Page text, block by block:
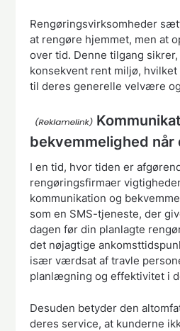
Rengøringsvirksomheder
at rengøre hjemmet, men at
over tid. Denne tilgang
konsekvent rent miljø,
til deres generelle velvære
bekvemmelighed
I en tid, hvor tiden er
rengøringsfirmaer
kommunikation og
som en SMS-tjeneste, der
dagen før din planlagte
det nøjagtige
især værdsat af travle
planlægning og effektivitet i
Desuden betyder den
deres service, at kunderne